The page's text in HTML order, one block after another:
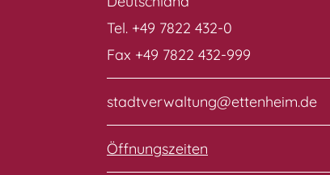
Tel. +49 7822 432-0
Fax +49 7822 432-999
stadtverwaltung@ettenheim.de
Öffnungszeiten